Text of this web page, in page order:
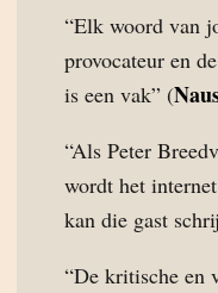
“Elk woord van
provocateur en
is een vak” (
“Als Peter
wordt het
kan die gast
“De kritische en